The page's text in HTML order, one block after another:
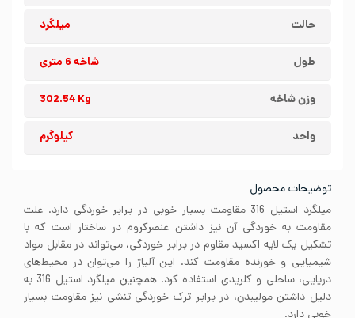
حالت میلگرد
طول شاخه 6 متری
وزن شاخه 302.54 Kg
واحد کیلوگرم
توضیحات محصول
میلگرد استیل 316 مقاومت بسیار خوبی در برابر خوردگی دارد. علت
مقاومت به خوردگی آن نیز داشتن عنصرکروم در ساختار است که با
تشکیل یک لایه اکسید مقاوم در برابر خوردگی، می‌تواند در مقابل مواد
شیمیایی و خورنده مقاومت کند. این آلیاژ را می‌توان در محیط‌های
دریایی، ساحلی و کلریدی استفاده کرد. همچنین میلگرد استیل 316 به
دلیل داشتن مولیبدن، در برابر ترک خوردگی تنشی نیز مقاومت بسیار